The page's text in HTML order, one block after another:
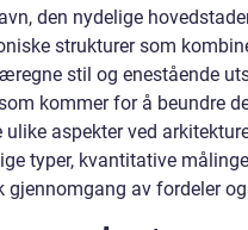
den nydelige
strukturer som
stil og enestående
kommer for å beundre
aspekter ved
typer, kvantitative
gjennomgang av fordeler